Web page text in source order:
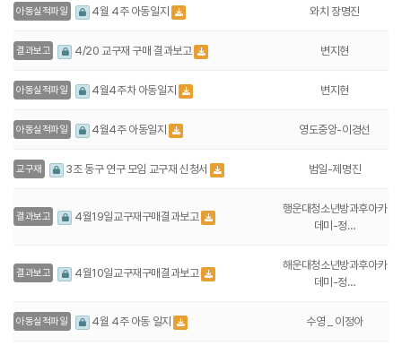
아동실적파일 4월 4주 아동일지 와치 장명진
결과보고 4/20 교구재 구매 결과보고 변지현
아동실적파일 4월4주차 아동일지 변지현
아동실적파일 4월4주 아동일지 영도중앙-이경선
교구재 3조 동구 연구 모임 교구재 신청서 범일-제명진
결과보고 4월19일교구재구매결과보고
행운대청소년방과후아카
데미-정…
결과보고 4월10일교구재구매결과보고
해운대청소년방과후아카
데미-정…
아동실적파일 4월 4주 아동 일지 수영 _ 이정아